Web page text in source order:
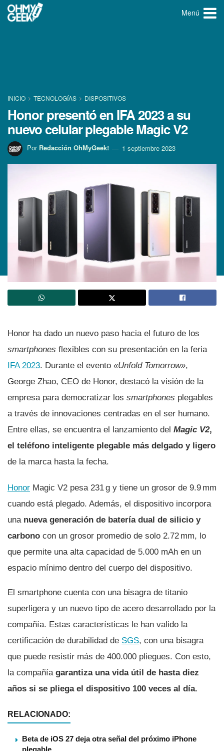
Menú
INICIO TECNOLOGÍ­AS DISPOSITIVOS
Honor presentó en IFA 2023 a su
nuevo celular plegable Magic V2
Por Redacción OhMyGeek! 1 septiembre 2023
Honor ha dado un nuevo paso hacia el futuro de los
smartphones flexibles con su presentación en la feria
IFA 2023. Durante el evento «Unfold Tomorrow»,
George Zhao, CEO de Honor, destacó la visión de la
empresa para democratizar los smartphones plegables
a través de innovaciones centradas en el ser humano.
Entre ellas, se encuentra el lanzamiento del Magic V2,
el teléfono inteligente plegable más delgado y ligero
de la marca hasta la fecha.
Honor Magic V2 pesa 231 g y tiene un grosor de 9.9 mm
cuando está plegado. Además, el dispositivo incorpora
una nueva generación de batería dual de silicio y
carbono con un grosor promedio de solo 2.72 mm, lo
que permite una alta capacidad de 5.000 mAh en un
espacio mínimo dentro del cuerpo del dispositivo.
El smartphone cuenta con una bisagra de titanio
superligera y un nuevo tipo de acero desarrollado por la
compañía. Estas características le han valido la
certificación de durabilidad de SGS, con una bisagra
que puede resistir más de 400.000 pliegues. Con esto,
la compañía garantiza una vida útil de hasta diez
años si se pliega el dispositivo 100 veces al día.
RELACIONADO:
Beta de iOS 27 deja otra señal del próximo iPhone
plegable